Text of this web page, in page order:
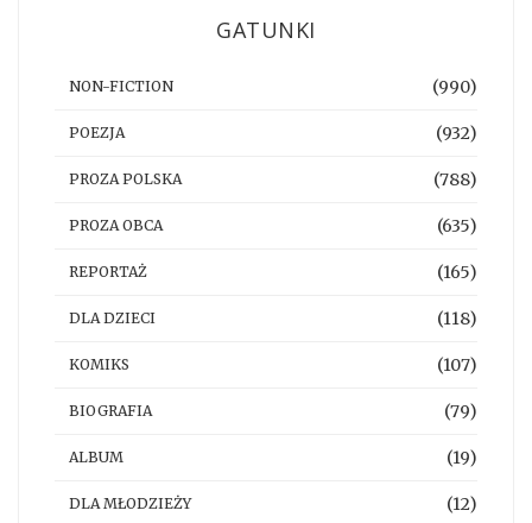
GATUNKI
NON-FICTION (990)
POEZJA (932)
PROZA POLSKA (788)
PROZA OBCA (635)
REPORTAŻ (165)
DLA DZIECI (118)
KOMIKS (107)
BIOGRAFIA (79)
ALBUM (19)
DLA MŁODZIEŻY (12)